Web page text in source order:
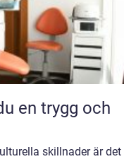
skillnader är det